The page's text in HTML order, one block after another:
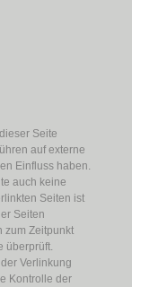
Seite
auf externe
Einfluss haben.
auch keine
Seiten ist
Seiten
zum Zeitpunkt
überprüft.
Verlinkung
Kontrolle der